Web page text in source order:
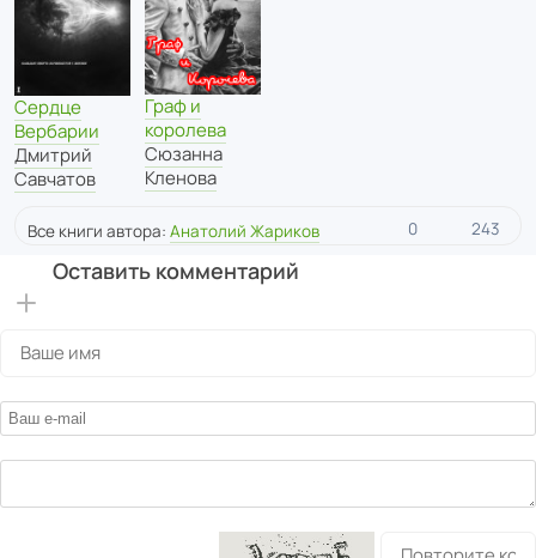
Сердце
Вербарии
Дмитрий
Савчатов
Граф и
королева
Сюзанна
Кленова
Все книги автора: Анатолий Жариков 0 243
Оставить комментарий